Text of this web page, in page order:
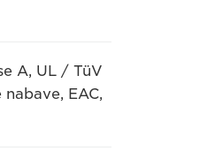
A, UL / TüV
EAC,